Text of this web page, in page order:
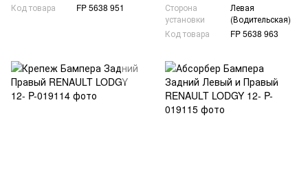
Код товара
FP 5638 951
Сторона
установки
Левая
(Водительская)
Код товара
FP 5638 963